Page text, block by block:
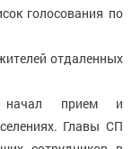
голосования по
отдаленных
прием и
Главы СП